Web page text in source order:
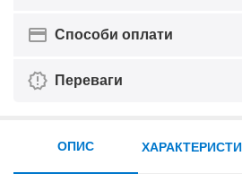
Способи оплати
Переваги
ОПИС